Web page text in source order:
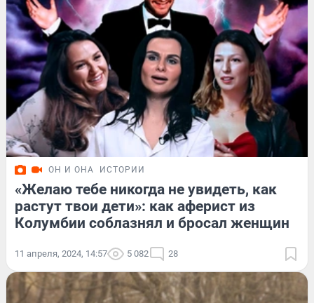
ОН И ОНА ИСТОРИИ
«Желаю тебе никогда не увидеть, как
растут твои дети»: как аферист из
Колумбии соблазнял и бросал женщин
11 апреля, 2024, 14:57 5 082 28